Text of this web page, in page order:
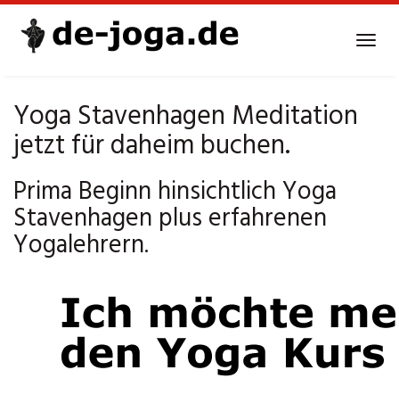
Yoga Stavenhagen Meditation
jetzt für daheim buchen.
Prima Beginn hinsichtlich Yoga
Stavenhagen plus erfahrenen
Yogalehrern.